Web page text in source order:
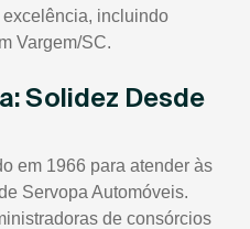
incluindo
Vargem/SC.
Solidez Desde
em 1966 para atender às
Servopa Automóveis.
de consórcios